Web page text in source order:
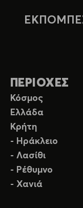
ΠΕΡΙΟΧΕΣ
Κόσμος
Ελλάδα
Κρήτη
- Ηράκλειο
- Λασίθι
- Ρέθυμνο
- Χανιά